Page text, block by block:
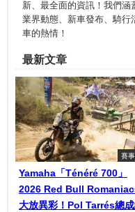
新、最全面的資訊！我們涵
業界動態、新車發布、騎行
車的熱情！
最新文章
賽
Yamaha「Ténéré 700」
2026 Red Bull
大放異彩！Pol Tarrés總